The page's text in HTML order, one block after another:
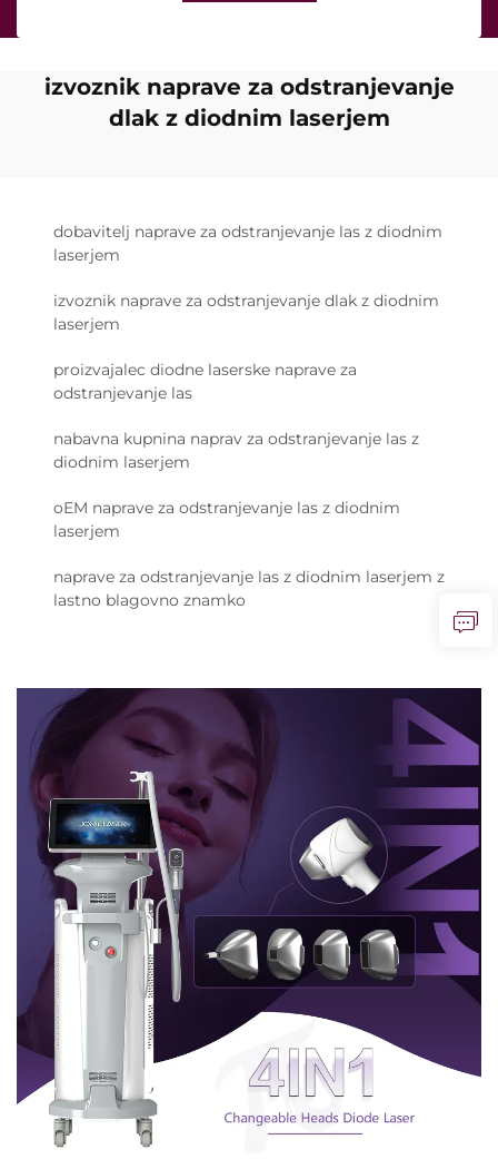
izvoznik naprave za odstranjevanje
dlak z diodnim laserjem
dobavitelj naprave za odstranjevanje las z diodnim
laserjem
izvoznik naprave za odstranjevanje dlak z diodnim
laserjem
proizvajalec diodne laserske naprave za
odstranjevanje las
nabavna kupnina naprav za odstranjevanje las z
diodnim laserjem
oEM naprave za odstranjevanje las z diodnim
laserjem
naprave za odstranjevanje las z diodnim laserjem z
lastno blagovno znamko